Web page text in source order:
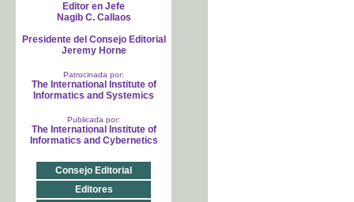
Editor en Jefe
Nagib C. Callaos
Presidente del Consejo Editorial
Jeremy Horne
Patrocinada por:
The International Institute of
Informatics and Systemics
Publicada por:
The International Institute of
Informatics and Cybernetics
Consejo Editorial
Editores